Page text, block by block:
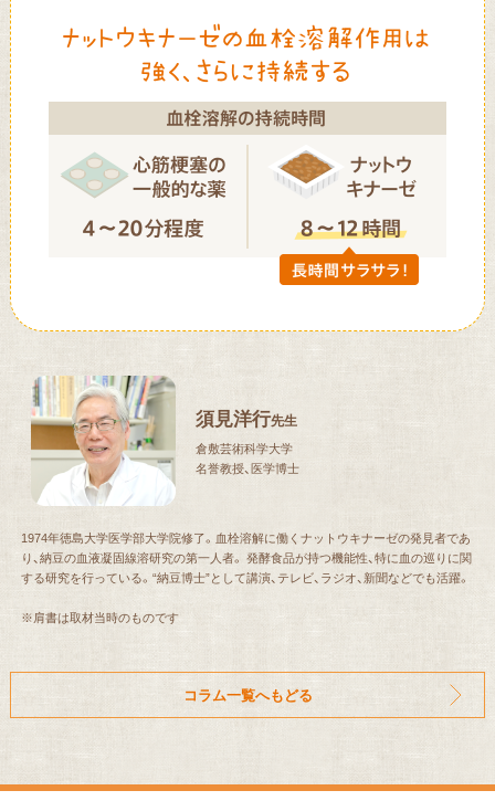
須見洋行先生
倉敷芸術科学大学
名誉教授、医学博士
1974年徳島大学医学部大学院修了。血栓溶解に働くナットウキナーゼの発見者であ
り、納豆の血液凝固線溶研究の第一人者。 発酵食品が持つ機能性、特に血の巡りに関
する研究を行っている。“納豆博士”として講演、テレビ、ラジオ、新聞などでも活躍。
※肩書は取材当時のものです
コラム一覧へもどる